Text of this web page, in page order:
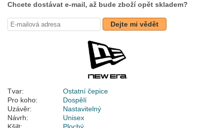
Chcete dostávat e-mail, až bude zboží opět skladem?
Dejte mi vědět
Tvar:
Ostatní čepice
Pro koho:
Dospělí
Uzávěr:
Nastavitelný
Návrh:
Unisex